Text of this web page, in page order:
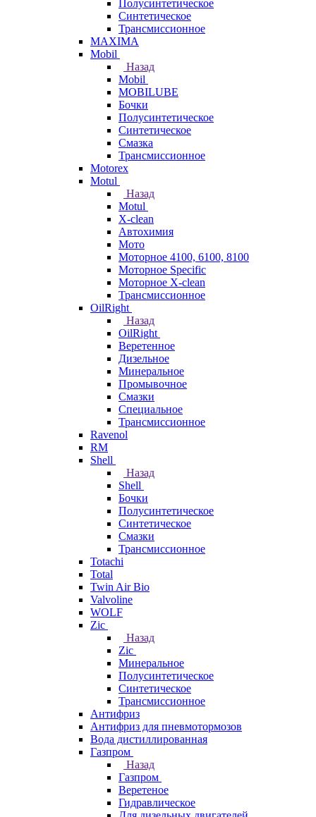
Полусинтетическое
Синтетическое
Трансмиссионное
MAXIMA
Mobil
Назад
Mobil
MOBILUBE
Бочки
Полусинтетическое
Синтетическое
Смазка
Трансмиссионное
Motorex
Motul
Назад
Motul
X-clean
Автохимия
Мото
Моторное 4100, 6100, 8100
Моторное Specific
Моторное X-clean
Трансмиссионное
OilRight
Назад
OilRight
Веретенное
Дизельное
Минеральное
Промывочное
Смазки
Специальное
Трансмиссионное
Ravenol
RM
Shell
Назад
Shell
Бочки
Полусинтетическое
Синтетическое
Смазки
Трансмиссионное
Totachi
Total
Twin Air Bio
Valvoline
WOLF
Zic
Назад
Zic
Минеральное
Полусинтетическое
Синтетическое
Трансмиссионное
Антифриз
Антифриз для пневмотормозов
Вода дистиллированная
Газпром
Назад
Газпром
Веретеное
Гидравлическое